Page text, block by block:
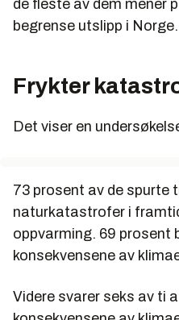
de fleste av dem mener
begrense utslipp i Norge.
Frykter
Det viser en
73 prosent av de spurte
naturkatastrofer i
oppvarming. 69 prosent
konsekvensene av
Videre svarer seks av ti